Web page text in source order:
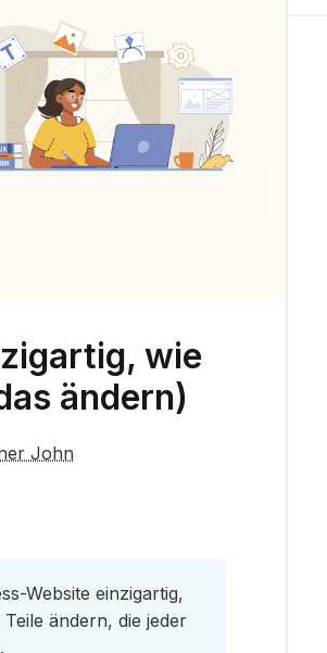
wie
ändern)
John
Website einzigartig,
ändern, die jeder